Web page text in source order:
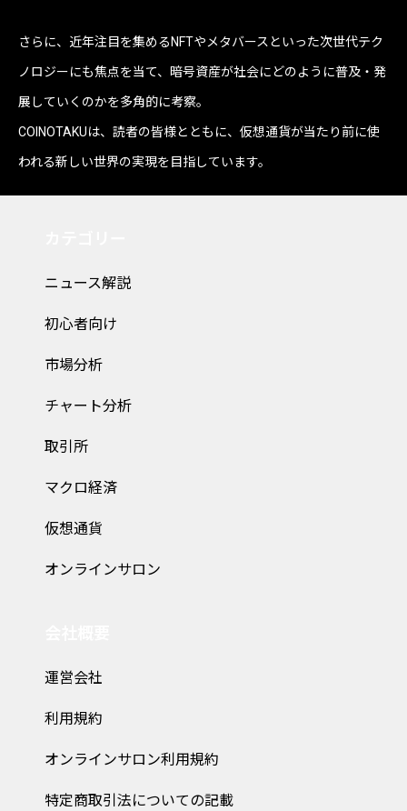
さらに、近年注目を集めるNFTやメタバースといった次世代テク
ノロジーにも焦点を当て、暗号資産が社会にどのように普及・発
展していくのかを多角的に考察。
COINOTAKUは、読者の皆様とともに、仮想通貨が当たり前に使
われる新しい世界の実現を目指しています。
ニュース解説
初心者向け
市場分析
チャート分析
取引所
マクロ経済
仮想通貨
オンラインサロン
運営会社
利用規約
オンラインサロン利用規約
特定商取引法についての記載